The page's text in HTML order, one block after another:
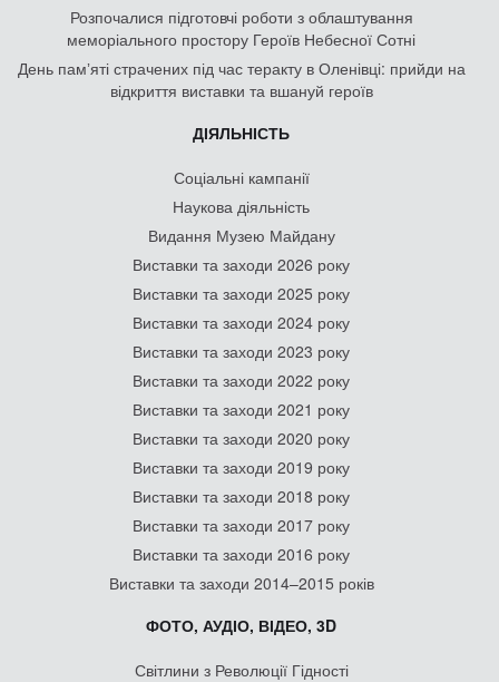
Розпочалися підготовчі роботи з облаштування
меморіального простору Героїв Небесної Сотні
День памʼяті страчених під час теракту в Оленівці: прийди на
відкриття виставки та вшануй героїв
ДІЯЛЬНІСТЬ
Соціальні кампанії
Наукова діяльність
Видання Музею Майдану
Виставки та заходи 2026 року
Виставки та заходи 2025 року
Виставки та заходи 2024 року
Виставки та заходи 2023 року
Виставки та заходи 2022 року
Виставки та заходи 2021 року
Виставки та заходи 2020 року
Виставки та заходи 2019 року
Виставки та заходи 2018 року
Виставки та заходи 2017 року
Виставки та заходи 2016 року
Виставки та заходи 2014–2015 років
ФОТО, АУДІО, ВІДЕО, 3D
Світлини з Революції Гідності